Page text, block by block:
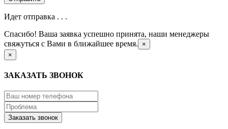
Идет отправка . . .
Спасибо! Ваша заявка успешно принята, наши менеджеры
свяжуться с Вами в ближайшее время.
×
×
ЗАКАЗАТЬ ЗВОНОК